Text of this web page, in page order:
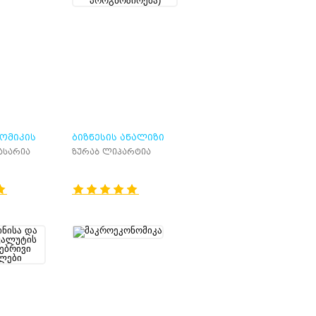
ᲒᲐᲜᲡᲐᲖᲦᲕᲠᲐ
ᲑᲘᲖᲜᲔᲡᲘᲡ ᲐᲜᲐᲚᲘᲖᲘ
(ᲨᲔᲤᲐᲡᲔᲑᲐ ᲓᲐ
ზურაბ ლიპარტია